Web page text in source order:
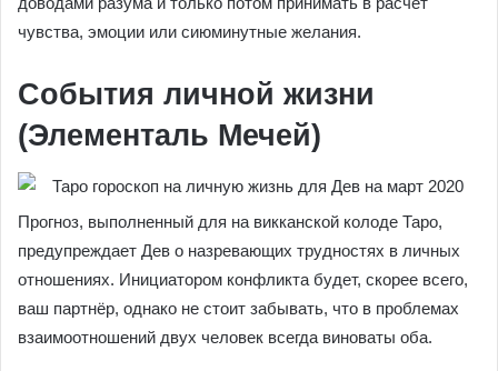
чувства, эмоции или сиюминутные желания.
События личной жизни
(Элементаль Мечей)
Прогноз, выполненный для на викканской колоде Таро,
предупреждает Дев о назревающих трудностях в личных
отношениях. Инициатором конфликта будет, скорее всего,
ваш партнёр, однако не стоит забывать, что в проблемах
взаимоотношений двух человек всегда виноваты оба.